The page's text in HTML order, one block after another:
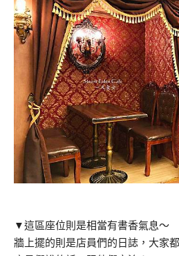
▼這區座位則是相當有書香氣息～
牆上擺的則是店員們的日誌，大家